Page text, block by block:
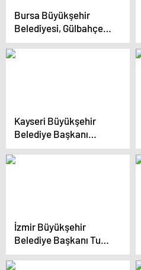
Bursa Büyükşehir
Belediyesi, Gülbahçe
Mahallesi’nde Sağlık
Merkezi Açtı
Kayseri Büyükşehir
Belediye Başkanı
Sivaslı Vatandaşlarla
Buluştu
İzmir Büyükşehir
Belediye Başkanı Tunç
Soyer, deprem
mağdurlarıyla buluştu